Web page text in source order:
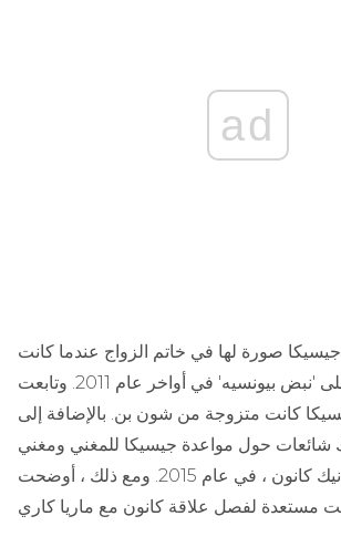
ad
صورة لها في خاتم الزواج عندما كانت
السجادة الحمراء على 'نبض بيونسيه' في أواخر عام 2011. وتابعت
كانت متزوجة من شون بن. بالإضافة إلى
شائعات حول مواعدة جيسيكا للمغني ومغني
الراب الأمريكي نيك كانون ، في عام 2015. ومع ذلك ، أوضحت